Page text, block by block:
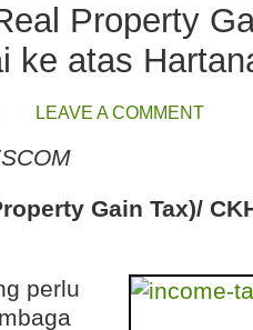
Property
ke atas
LEAVE A COMMENT
Gain Tax)/
perlu